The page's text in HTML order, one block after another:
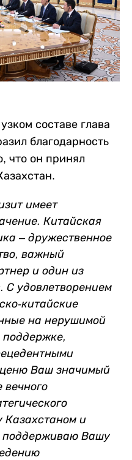
составе глава
благодарность
что он принял
имеет
Китайская
– дружественное
важный
и один из
С удовлетворением
китайские
на нерушимой
Ваш значимый
вечного
Казахстаном и
поддерживаю Вашу